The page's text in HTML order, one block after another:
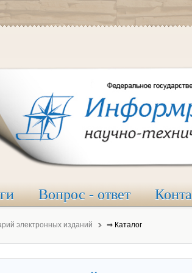
Вопрос - ответ
электронных изданий ⇒ Каталог